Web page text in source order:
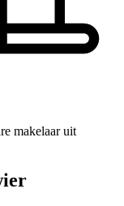
makelaar uit